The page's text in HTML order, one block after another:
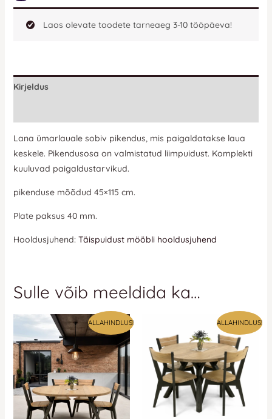
Laos olevate toodete tarneaeg 3-10 tööpäeva!
Kirjeldus
Lana ümarlauale sobiv pikendus, mis paigaldatakse laua
keskele. Pikendusosa on valmistatud liimpuidust. Komplekti
kuuluvad paigaldustarvikud.
pikenduse mõõdud 45×115 cm.
Plate paksus 40 mm.
Hooldusjuhend: Täispuidust mööbli hooldusjuhend
Sulle võib meeldida ka…
ALLAHINDLUS! ALLAHINDLUS!